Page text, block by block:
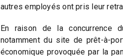
autres employés ont pris leur
En raison de la concurrence
notamment du site de prêt-à-
économique provoquée par la